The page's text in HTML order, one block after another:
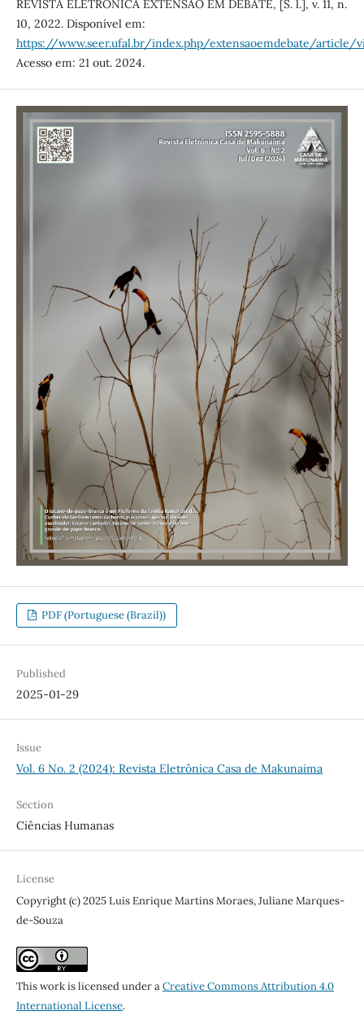
REVISTA ELETRÔNICA EXTENSÃO EM DEBATE, [S. l.], v. 11, n.
10, 2022. Disponível em:
https://www.seer.ufal.br/index.php/extensaoemdebate/article/
Acesso em: 21 out. 2024.
PDF (Portuguese (Brazil))
Published
2025-01-29
Issue
Vol. 6 No. 2 (2024): Revista Eletrônica Casa de Makunaima
Section
Ciências Humanas
License
Copyright (c) 2025 Luis Enrique Martins Moraes, Juliane Marques-
de-Souza
This work is licensed under aCreative Commons Attribution 4.0
International License.